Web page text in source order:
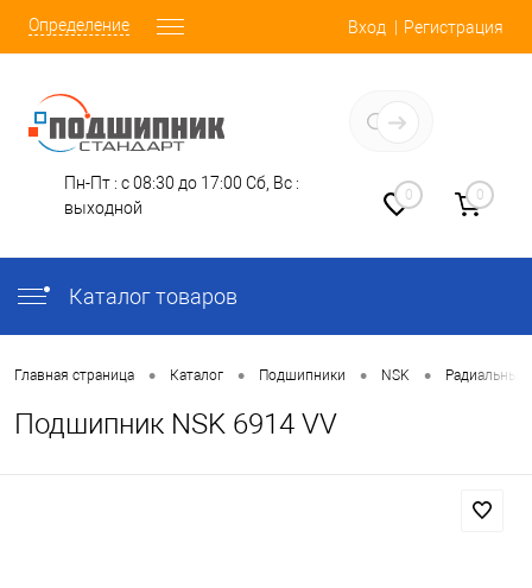
Определение Вход Регистрация
Пн-Пт : с 08:30 до 17:00 Сб, Вс :
выходной
0 0
Каталог товаров
Главная страница • Каталог • Подшипники • NSK •
Подшипник NSK 6914 VV